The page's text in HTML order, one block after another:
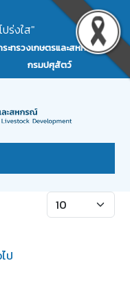
ร่งใส"
ระทรวงเกษตรและสหกรณ์
กรมปศุสัตว์
แสดง #
ป